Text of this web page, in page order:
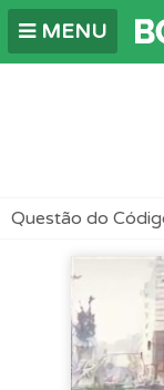
MENU
Questão do